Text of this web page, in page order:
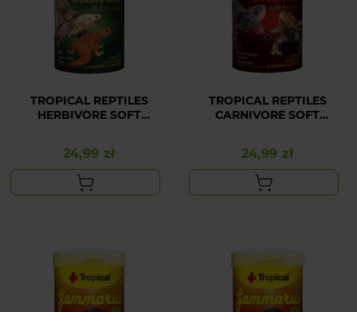
TROPICAL REPTILES
HERBIVORE SOFT
Cena
24,99 zł
TROPICAL REPTILES
CARNIVORE SOFT
Cena
24,99 zł